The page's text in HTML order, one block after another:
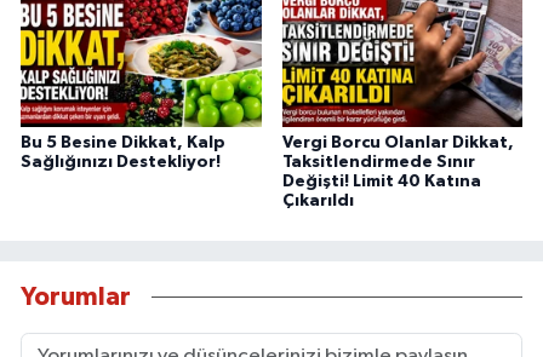
Bu 5 Besine Dikkat, Kalp
Sağlığınızı Destekliyor!
Vergi Borcu Olanlar Dikkat,
Taksitlendirmede Sınır
Değişti! Limit 40 Katına
Çıkarıldı
Yorumlar